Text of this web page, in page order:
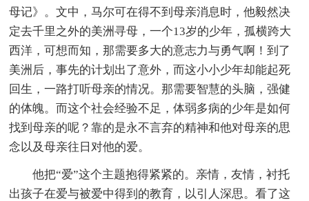
母记》。文中，马尔可在得不到母亲消息时，他毅然决
定去千里之外的美洲寻母，一个13岁的少年，孤横跨大
西洋，可想而知，那需要多大的意志力与勇气啊！到了
美洲后，事先的计划出了意外，而这小小少年却能起死
回生，一路打听母亲的情况。那需要智慧的头脑，强健
的体魄。而这个社会经验不足，体弱多病的少年是如何
找到母亲的呢？靠的是永不言弃的精神和他对母亲的思
念以及母亲往日对他的爱。
他把“爱”这个主题抱得紧紧的。亲情，友情，衬托
出孩子在爱与被爱中得到的教育，以引人深思。看了这